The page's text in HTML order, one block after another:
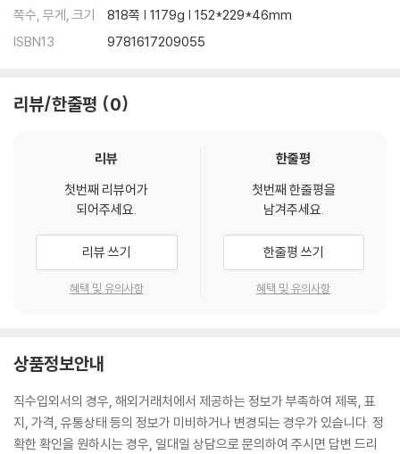
쪽수, 무게, 크기
818쪽 | 1179g | 152*229*46mm
ISBN13
9781617209055
리뷰/한줄평 0
리뷰
첫번째 리뷰어가
되어주세요.
리뷰 쓰기
혜택 및 유의사항
한줄평
첫번째 한줄평을
남겨주세요.
한줄평 쓰기
혜택 및 유의사항
상품정보안내
직수입외서의 경우, 해외거래처에서 제공하는 정보가 부족하여 제목, 표
지, 가격, 유통상태 등의 정보가 미비하거나 변경되는 경우가 있습니다. 정
확한 확인을 원하시는 경우, 일대일 상담으로 문의하여 주시면 답변 드리